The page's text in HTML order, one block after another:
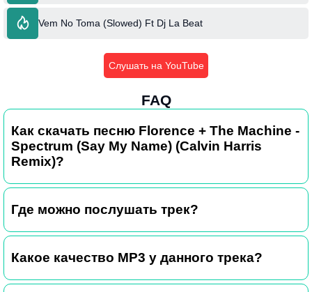
Vem No Toma (Slowed) Ft Dj La Beat
Слушать на YouTube
FAQ
Как скачать песню Florence + The Machine -
Spectrum (Say My Name) (Calvin Harris
Remix)?
Где можно послушать трек?
Какое качество MP3 у данного трека?